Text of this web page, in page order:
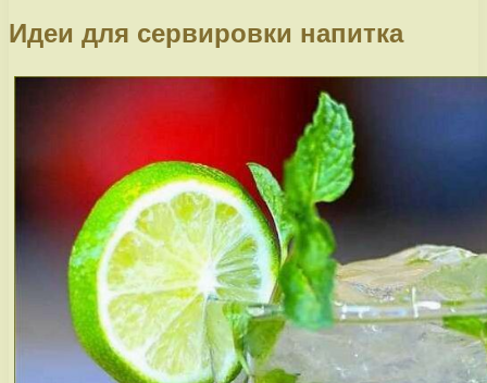
Идеи для сервировки напитка